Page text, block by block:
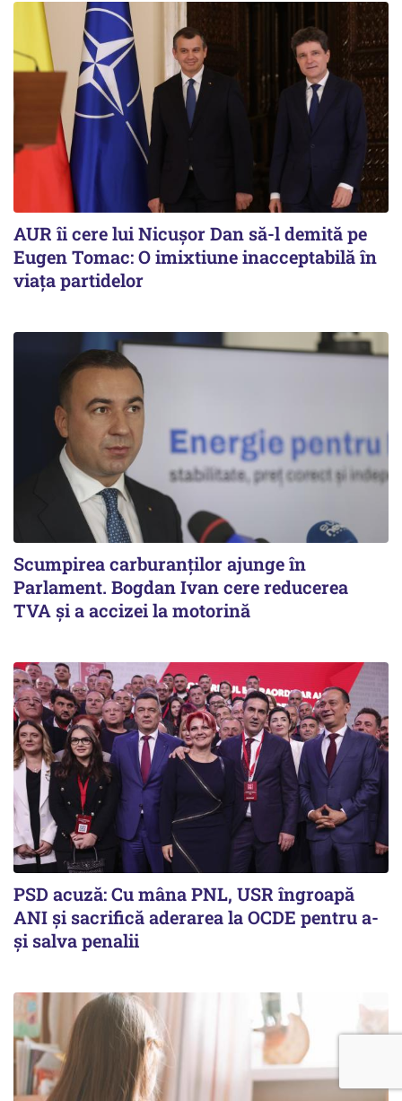
AUR îi cere lui Nicușor Dan să-l demită pe
Eugen Tomac: O imixtiune inacceptabilă în
viața partidelor
Scumpirea carburanților ajunge în
Parlament. Bogdan Ivan cere reducerea
TVA și a accizei la motorină
PSD acuză: Cu mâna PNL, USR îngroapă
ANI și sacrifică aderarea la OCDE pentru a-
și salva penalii